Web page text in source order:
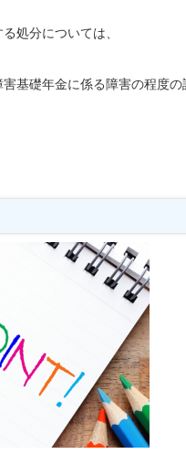
処分については、
基礎年金に係る障害の程度の